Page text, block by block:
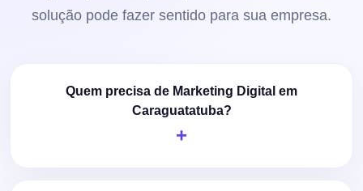
solução pode fazer sentido para sua empresa.
Quem precisa de Marketing Digital em
Caraguatatuba?